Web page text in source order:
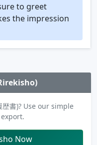
to greet
the impression
書)? Use our simple
Now